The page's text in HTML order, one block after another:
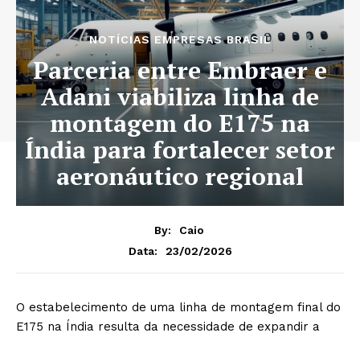
NOTÍCIAS EMPRESAS BRASIL
Parceria entre Embraer e
Adani viabiliza linha de
montagem do E175 na
Índia para fortalecer setor
aeronáutico regional
By:
Caio
Data:
23/02/2026
O estabelecimento de uma linha de montagem final do
E175 na Índia resulta da necessidade de expandir a